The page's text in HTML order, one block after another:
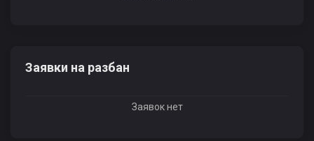
Заявки на разбан
Заявок нет